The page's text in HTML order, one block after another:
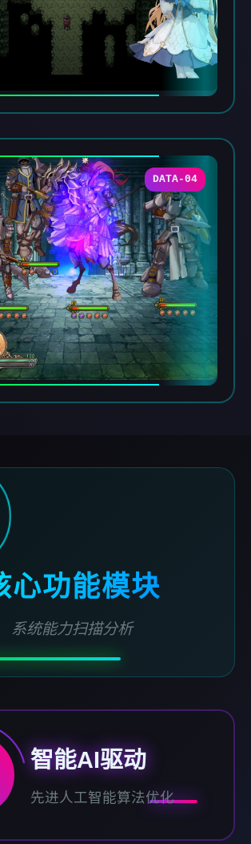
DATA-04
心功能模块
系统能力扫描分析
智能AI驱动
先进人工智能算法优化